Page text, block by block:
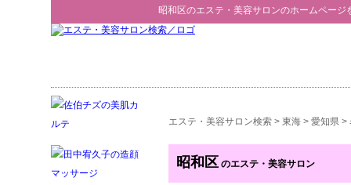
昭和区のエステ・美容サロンのホームページ
エステ・美容サロン検索 > 東海 > 愛知県 >
昭和区 のエステ・美容サロン